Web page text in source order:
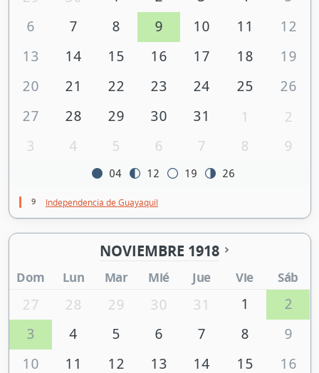
6
7 8 9 10 11
12
13
14 15 16 17 18
19
20
21 22 23 24 25
26
27
28 29 30 31 1
2
3
4 5 6 7 8 9
04 12 19 26
9 Independencia de Guayaquil
NOVIEMBRE 1918
Dom Lun Mar Mié Jue Vie Sáb
27 28 29 30 31 1
2
3
4 5 6 7 8
9
10
11 12 13 14 15
16